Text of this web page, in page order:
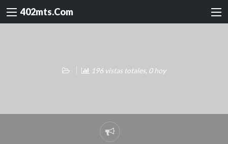
402mts.Com
196 vistas totales, 0 hoy
Reportar